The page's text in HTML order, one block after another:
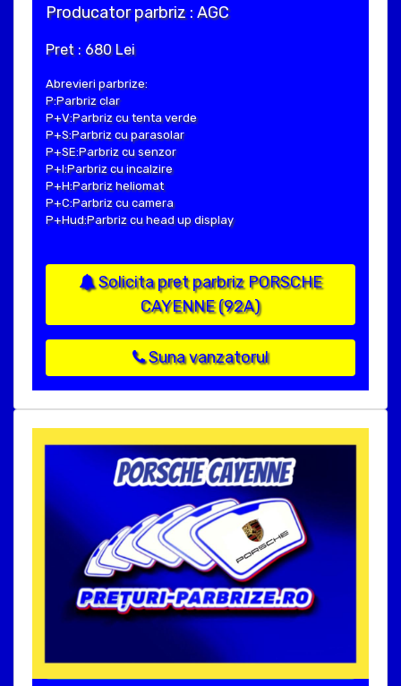
Producator parbriz : AGC
Pret : 680 Lei
Abrevieri parbrize:
P:Parbriz clar
P+V:Parbriz cu tenta verde
P+S:Parbriz cu parasolar
P+SE:Parbriz cu senzor
P+I:Parbriz cu incalzire
P+H:Parbriz heliomat
P+C:Parbriz cu camera
P+Hud:Parbriz cu head up display
Solicita pret parbriz PORSCHE
CAYENNE (92A)
Suna vanzatorul